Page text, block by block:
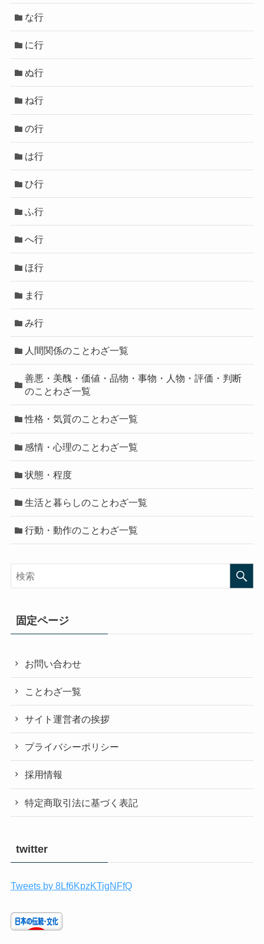
な行
に行
ぬ行
ね行
の行
は行
ひ行
ふ行
へ行
ほ行
ま行
み行
人間関係のことわざ一覧
善悪・美醜・価値・品物・事物・人物・評価・判断
のことわざ一覧
性格・気質のことわざ一覧
感情・心理のことわざ一覧
状態・程度
生活と暮らしのことわざ一覧
行動・動作のことわざ一覧
固定ページ
お問い合わせ
ことわざ一覧
サイト運営者の挨拶
プライバシーポリシー
採用情報
特定商取引法に基づく表記
twitter
Tweets by 8Lf6KpzKTigNFfQ